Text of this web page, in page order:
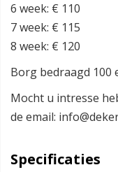
6 week: € 110
7 week: € 115
8 week: € 120
Borg bedraagd 100
Mocht u intresse
de email:
Specificaties